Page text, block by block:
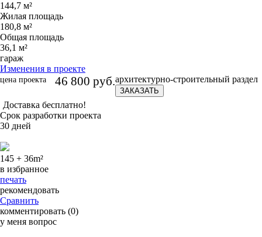
144,7 м²
Жилая площадь
180,8 м²
Общая площадь
36,1 м²
гараж
Изменения в проекте
цена проекта 46 800 руб.архитектурно-строительный раздел
ЗАКАЗАТЬ
Доставка бесплатно!
Срок разработки проекта
30 дней
145 + 36m²
в избранное
печать
рекомендовать
Сравнить
комментировать (0)
у меня вопрос